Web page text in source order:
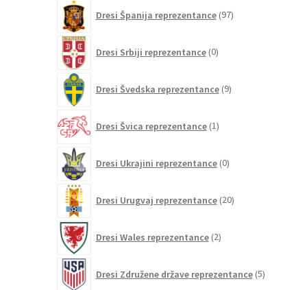
Dresi Španija reprezentance 97izdelkov
Dresi Srbiji reprezentance 0izdelkov
Dresi Švedska reprezentance 9izdelkov
Dresi Švica reprezentance 1izdelek
Dresi Ukrajini reprezentance 0izdelkov
Dresi Urugvaj reprezentance 20izdelkov
Dresi Wales reprezentance 2izdelka
Dresi Združene države reprezentance 5izdelkov